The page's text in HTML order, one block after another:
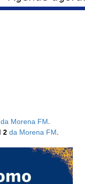
Morena FM.
2 da Morena FM.